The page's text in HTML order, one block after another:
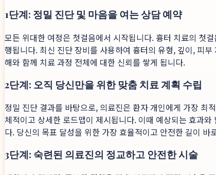
1단계: 정밀 진단 및 마음을 여는 상담 예약
모든 위대한 여정은 첫걸음에서 시작됩니다. 흉터 치료의 첫
행됩니다. 최신 진단 장비를 사용하여 흉터의 유형, 깊이, 피
해와 함께 치료 과정 전체에 대한 신뢰를 쌓게 됩니다.
2단계: 오직 당신만을 위한 맞춤 치료 계획 수립
정밀 진단 결과를 바탕으로, 의료진은 환자 개인에게 가장 최
체적이고 상세한 로드맵이 제시됩니다. 이때 예상되는 효과
다. 당신의 목표 달성을 위한 가장 효율적이고 안전한 길이 바
3단계: 숙련된 의료진의 정교하고 안전한 시술